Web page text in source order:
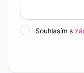
Souhlasím s